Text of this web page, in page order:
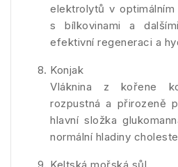
elektrolytů v
s bílkovinami a
efektivní regeneraci a
Konjak
Vláknina z kořene
rozpustná a přirozeně
hlavní složka
normální hladiny
Keltská mořská sůl